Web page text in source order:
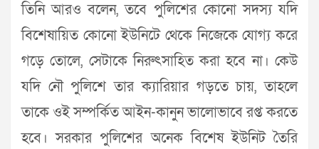
তিনি আরও বলেন, তবে পুলিশের কোনো সদস্য যদি
বিশেষায়িত কোনো ইউনিটে থেকে নিজেকে যোগ্য করে
গড়ে তোলে, সেটাকে নিরুৎসাহিত করা হবে না। কেউ
যদি নৌ পুলিশে তার ক্যারিয়ার গড়তে চায়, তাহলে
তাকে ওই সম্পর্কিত আইন-কানুন ভালোভাবে রপ্ত করতে
হবে। সরকার পুলিশের অনেক বিশেষ ইউনিট তৈরি